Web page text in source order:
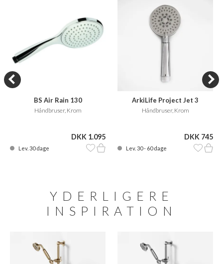
BS Air Rain 130
Håndbruser, Krom
DKK 1.095
Lev. 30 dage
ArkiLife Project Jet 3
Håndbruser, Krom
DKK 745
Lev. 30 - 60 dage
YDERLIGERE
INSPIRATION